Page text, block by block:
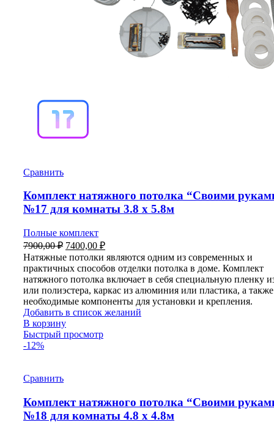
Сравнить
Комплект натяжного потолка “Своими
№17 для комнаты 3.8 х 5.8м
Полные комплект
7900,00₽ Первоначальная
цена
составляла
7900,00 ₽.
7400,00 ₽Текущая
цена:
7400,00 ₽.
Натяжные потолки являются одним из современных и
практичных способов отделки потолка в доме. Комплект
натяжного потолка включает в себя специальную пленку
или полиэстера, каркас из алюминия или пластика, а также
необходимые компоненты для установки и крепления.
Добавить в список желаний
В корзину
Быстрый просмотр
-12%
Сравнить
Комплект натяжного потолка “Своими
№18 для комнаты 4.8 х 4.8м